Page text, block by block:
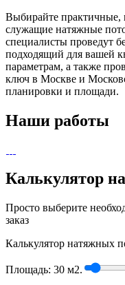
Выбирайте практичные,
служащие натяжные
специалисты проведут
подходящий для вашей
параметрам, а также
ключ в Москве и
планировки и площади.
Наши работы
Калькулятор
Просто выберите
заказ
Калькулятор натяжных
Площадь: 30 м2.